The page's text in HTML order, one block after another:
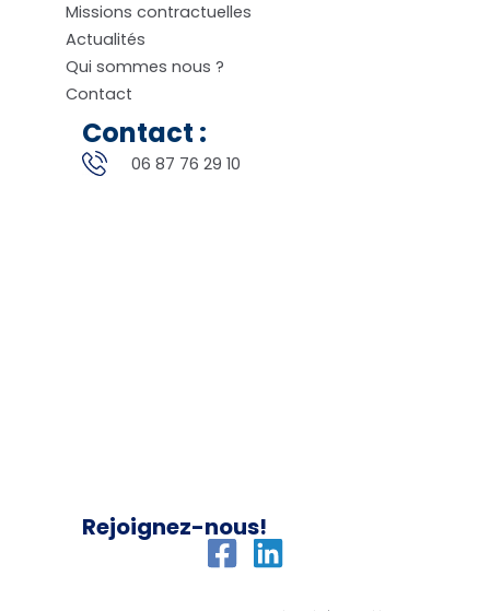
Missions contractuelles
Actualités
Qui sommes nous ?
Contact
Contact :
06 87 76 29 10
Rejoignez-nous!